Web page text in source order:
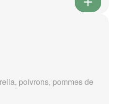
poivrons, pommes de